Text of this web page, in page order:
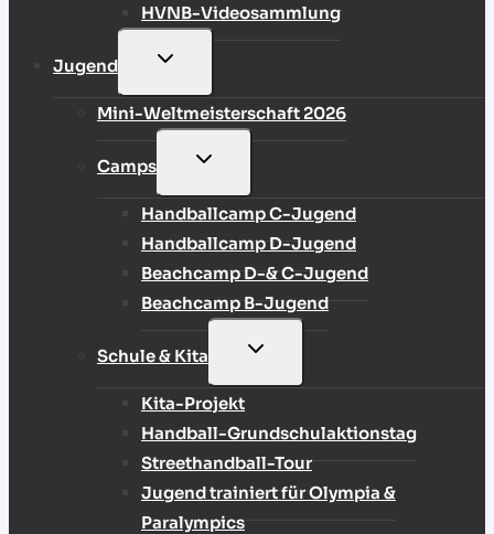
HVNB-Videosammlung
Jugend
UNTERMENÜ
Mini-Weltmeisterschaft 2026
Camps
UNTERMENÜ
Handballcamp C-Jugend
Handballcamp D-Jugend
Beachcamp D-& C-Jugend
Beachcamp B-Jugend
Schule & Kita
UNTERMENÜ
Kita-Projekt
Handball-Grundschulaktionstag
Streethandball-Tour
Jugend trainiert für Olympia &
Paralympics